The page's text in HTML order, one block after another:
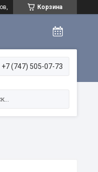
Корзина
+7 (747) 505-07-73